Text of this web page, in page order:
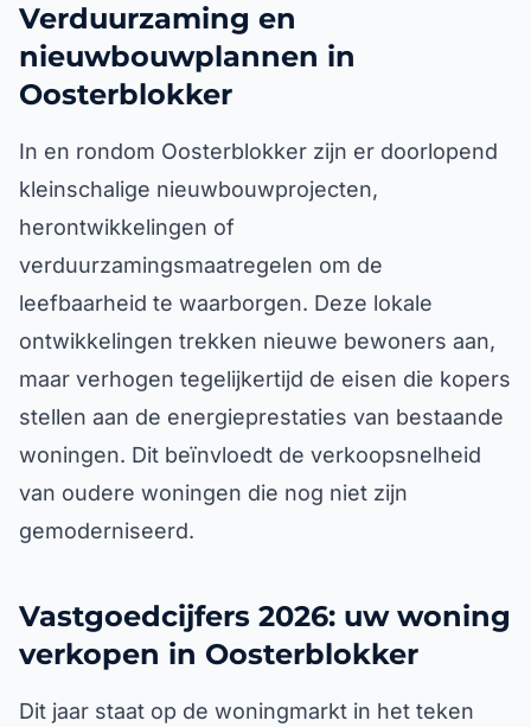
Verduurzaming en
nieuwbouwplannen in
Oosterblokker
In en rondom Oosterblokker zijn er doorlopend
kleinschalige nieuwbouwprojecten,
herontwikkelingen of
verduurzamingsmaatregelen om de
leefbaarheid te waarborgen. Deze lokale
ontwikkelingen trekken nieuwe bewoners aan,
maar verhogen tegelijkertijd de eisen die kopers
stellen aan de energieprestaties van bestaande
woningen. Dit beïnvloedt de verkoopsnelheid
van oudere woningen die nog niet zijn
gemoderniseerd.
Vastgoedcijfers 2026: uw woning
verkopen in Oosterblokker
Dit jaar staat op de woningmarkt in het teken